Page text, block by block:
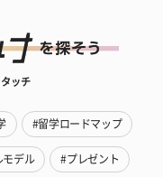
ッチ
#留学ロードマップ
モデル #プレゼント